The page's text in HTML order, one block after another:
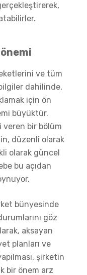
ve tüm
dahilinde,
için ön
büyüktür.
bir bölüm
düzenli olarak
olarak güncel
bu açıdan
bünyesinde
göz
aksayan
planları ve
şirketin
bir önem arz